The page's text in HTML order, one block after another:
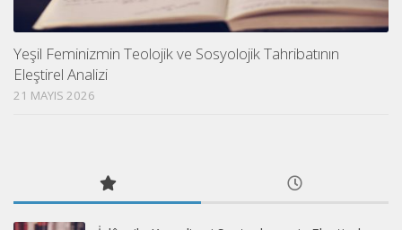
Yeşil Feminizmin Teolojik ve Sosyolojik Tahribatının
Eleştirel Analizi
21 MAYIS 2026